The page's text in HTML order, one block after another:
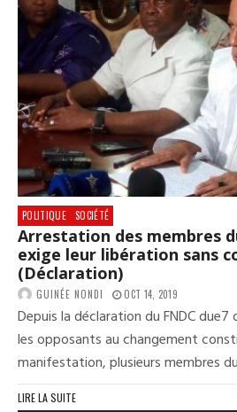
POLITIQUE SOCIÉTÉ
Arrestation des membres
exige leur libération sans
(Déclaration)
GUINÉE NONDI OCT 14, 2019
Depuis la déclaration du FNDC
les opposants au changement
manifestation, plusieurs membres
LIRE LA SUITE